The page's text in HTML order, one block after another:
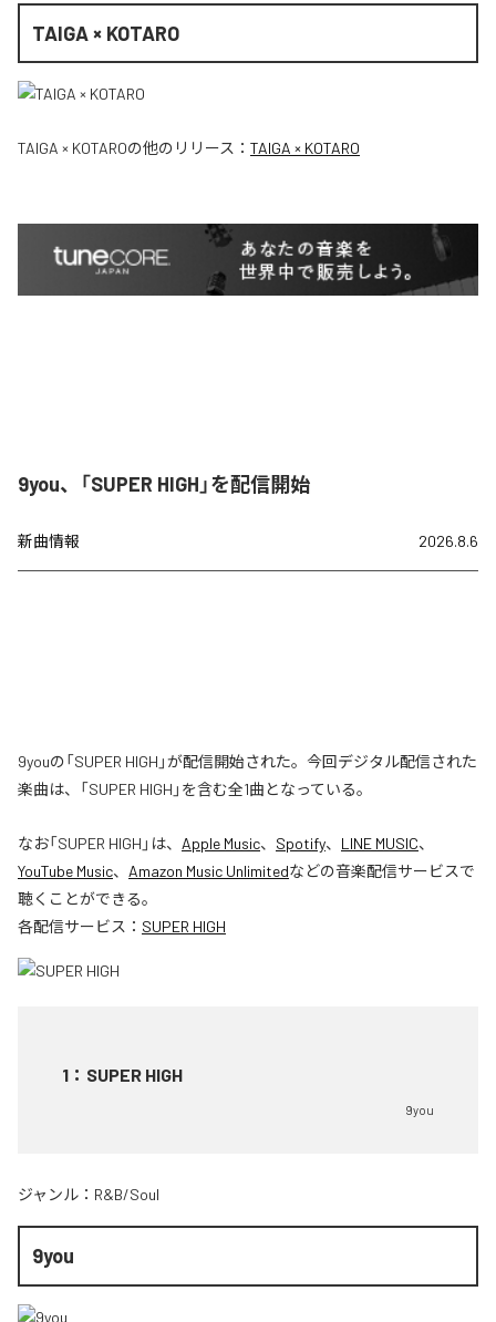
TAIGA × KOTARO
TAIGA × KOTAROの他のリリース： TAIGA × KOTARO
9you、「SUPER HIGH」を配信開始
新曲情報 2026.8.6
9youの「SUPER HIGH」が配信開始された。今回デジタル配信された
楽曲は、「SUPER HIGH」を含む全1曲となっている。
なお「SUPER HIGH 」は、 Apple Music、 Spotify、 LINE MUSIC、
YouTube Music、 Amazon Music Unlimitedなどの音楽配信サービスで
聴くことができる。
各配信サービス： SUPER HIGH
1 ： SUPER HIGH
9you
ジャンル： R&B/Soul
9you